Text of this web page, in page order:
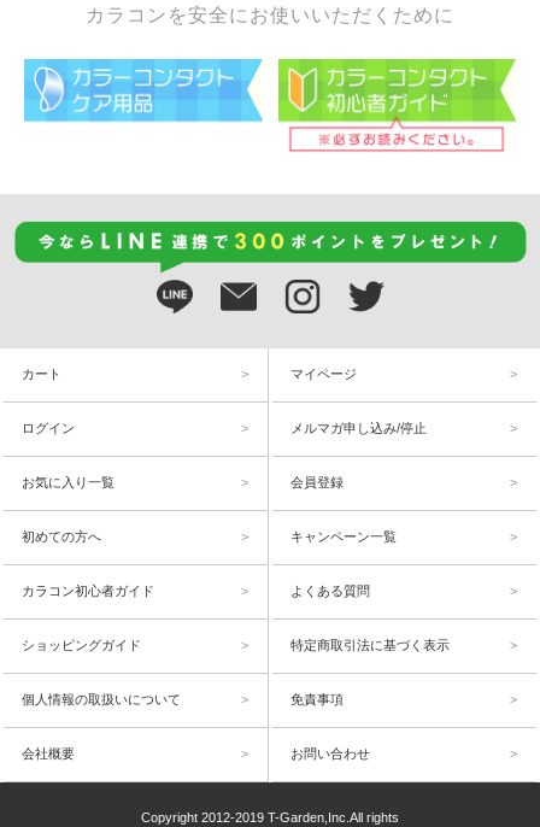
カラコンを安全にお使いいただくために
カート マイページ
ログイン メルマガ申し込み/停止
お気に入り一覧 会員登録
初めての方へ キャンペーン一覧
カラコン初心者ガイド よくある質問
ショッピングガイド 特定商取引法に基づく表示
個人情報の取扱いについて 免責事項
会社概要 お問い合わせ
Copyright 2012-2019 T-Garden,Inc.All rights